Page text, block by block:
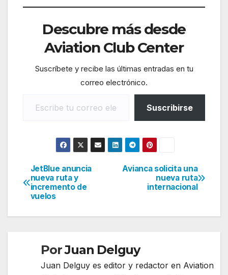
Descubre más desde
Aviation Club Center
Suscríbete y recibe las últimas entradas en tu
correo electrónico.
Suscribirse
Navegación
de
entradas
Avianca solicita una
nueva ruta
internacional
JetBlue anuncia
nueva ruta y
incremento de
vuelos
PorJuan Delguy
Juan Delguy es editor y redactor en Aviation